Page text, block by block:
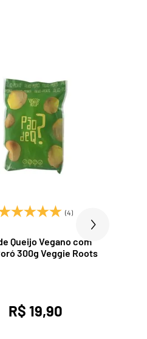
(4)
Queijo Vegano com
300g Veggie Roots
R$ 19,90